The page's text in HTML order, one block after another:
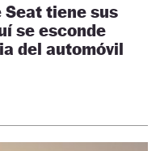
Seat tiene sus
se esconde
del automóvil